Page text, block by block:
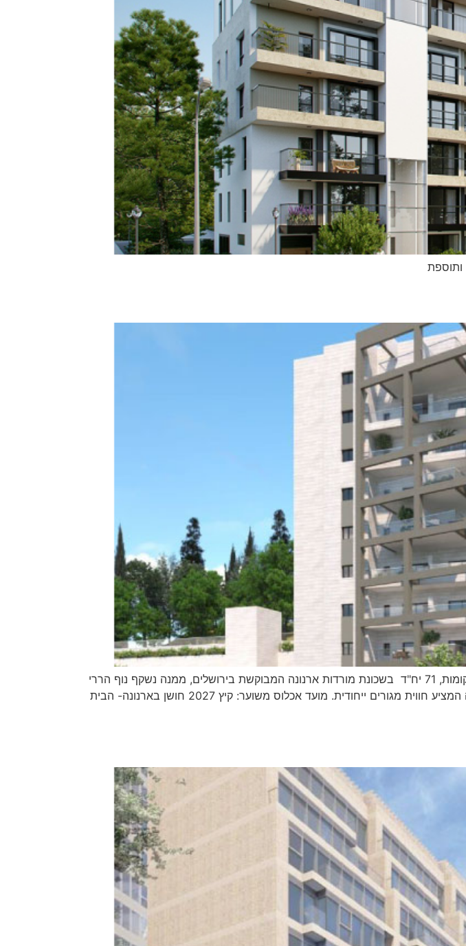
ירושלים חושן בארנונה אדריכלות: רכס אדריכלים בניין ייחודי ולצידו מתחם מסחרי10 קומות, 71 יח"ד בשכונת מורדות ארנונה המבוקשת בירושלים, ממנה נשקף נוף הררי
פתוח ומרחבים טבעיים וירוקים, מקימה קבוצת חושן מגורים את פרויקט חושן בארנונה המציע חווית מגורים ייחודית. מועד אכלוס משוער: קיץ 2027 חושן בארנונה- הבית